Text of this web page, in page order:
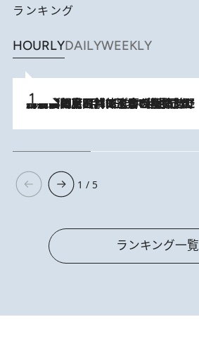
ランキング
HOURLYDAILYWEEKLY
2026.8.8
「最後に見られてよかった」上野動物園の東園パンダ舎が解体前に特別公開。8月16日まで延長されたパネル展と共に辿る“半世紀”のパンダ飼育《解体工事の図面あり》
1 / 5
ランキング一覧